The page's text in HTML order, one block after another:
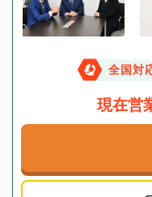
全国対
現在営